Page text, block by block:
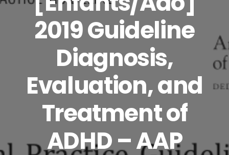
2019 Guideline
Diagnosis,
Evaluation, and
Treatment of
ADHD – AAP